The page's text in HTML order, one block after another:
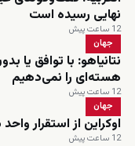
نهایی رسیده است
12 ساعت پیش
جهان
نتانیاهو: با توافق یا
هسته‌ای را نمی‌دهیم
12 ساعت پیش
جهان
اوکراین از استقرار
12 ساعت پیش